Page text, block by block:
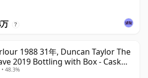
?
1988 31年, Duncan Taylor The
2019 Bottling with Box - Cask
48.3%